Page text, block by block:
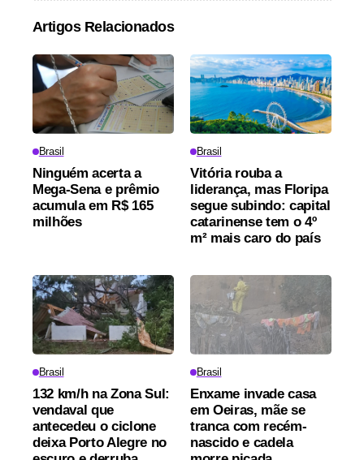
Artigos Relacionados
Brasil
Ninguém acerta a
Mega-Sena e prêmio
acumula em R$ 165
milhões
Brasil
Vitória rouba a
liderança, mas Floripa
segue subindo: capital
catarinense tem o 4º
m² mais caro do país
Brasil
132 km/h na Zona Sul:
vendaval que
antecedeu o ciclone
deixa Porto Alegre no
Brasil
Enxame invade casa
em Oeiras, mãe se
tranca com recém-
nascido e cadela